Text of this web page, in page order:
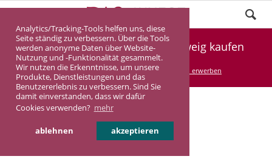
Analytics/Tracking-Tools helfen uns, diese
Seite ständig zu verbessern. Über die Tools
werden anonyme Daten über Website-
Nutzung und -Funktionalität gesammelt.
Wir nutzen die Erkenntnisse, um unsere
Produkte, Dienstleistungen und das
Benutzererlebnis zu verbessern. Sind Sie
damit einverstanden, dass wir dafür
Cookies verwenden? mehr
ablehnen akzeptieren
Renditeimmobilie in Braunschweig kaufen
DASINVEST Service Renditeimmobilien erwerben
Renditeimmobilien in
Braunschweig